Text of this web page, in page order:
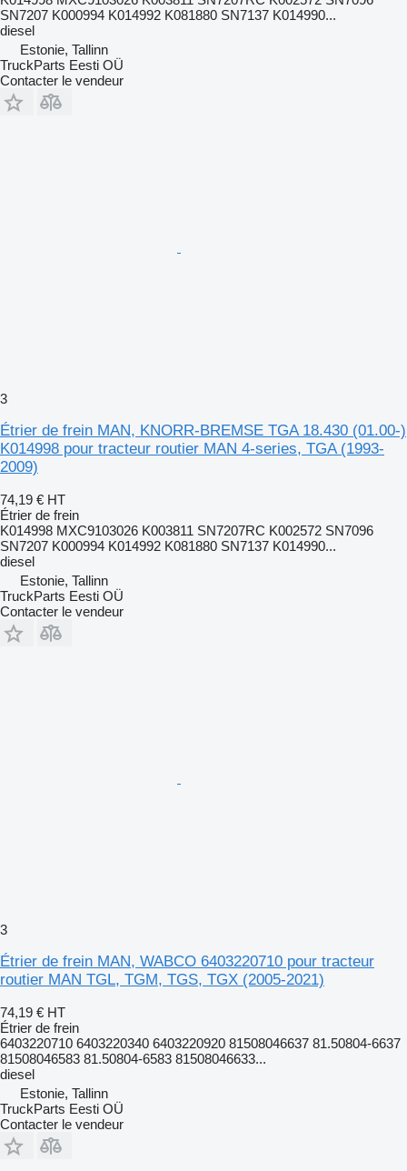
SN7207 K000994 K014992 K081880 SN7137 K014990...
diesel
Estonie, Tallinn
TruckParts Eesti OÜ
Contacter le vendeur
3
Étrier de frein MAN, KNORR-BREMSE TGA 18.430 (01.00-)
K014998 pour tracteur routier MAN 4-series, TGA (1993-
2009)
74,19 € HT
Étrier de frein
K014998 MXC9103026 K003811 SN7207RC K002572 SN7096
SN7207 K000994 K014992 K081880 SN7137 K014990...
diesel
Estonie, Tallinn
TruckParts Eesti OÜ
Contacter le vendeur
3
Étrier de frein MAN, WABCO 6403220710 pour tracteur
routier MAN TGL, TGM, TGS, TGX (2005-2021)
74,19 € HT
Étrier de frein
6403220710 6403220340 6403220920 81508046637 81.50804-6637
81508046583 81.50804-6583 81508046633...
diesel
Estonie, Tallinn
TruckParts Eesti OÜ
Contacter le vendeur